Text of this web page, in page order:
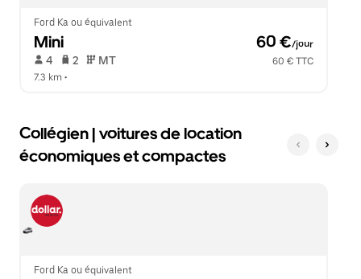
calendrier.
Ford Ka ou équivalent
Mini 60 €/jour
4 2 MT
60 € TTC
7.3 km •
Collégien | voitures de location
économiques et compactes
Ford Ka ou équivalent